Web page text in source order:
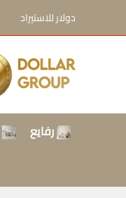
دولار للاستيراد
رفايع